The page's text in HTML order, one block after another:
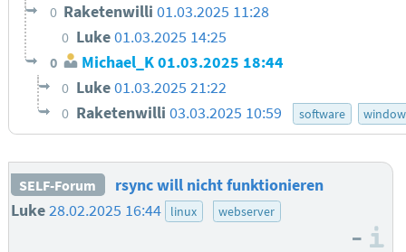
0 Raketenwilli01.03.2025 11:28
0 Luke01.03.2025 14:25
0 Michael_K01.03.2025 18:44
0 Luke01.03.2025 21:22
0 Raketenwilli 03.03.2025 10:59 software
SELF-Forum
rsync will nicht funktionieren
Luke28.02.2025 16:44 linux webserver
–